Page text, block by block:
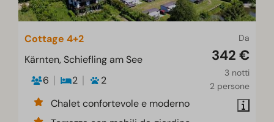
Da
342 €
3 notti
2 persone
Cottage 4+2
Kärnten, Schiefling am See
6
2
2
Chalet confortevole e moderno